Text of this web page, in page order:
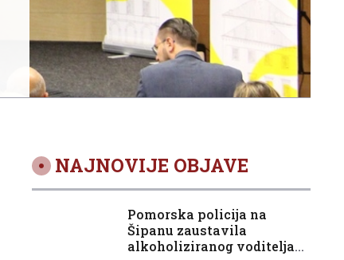
NAJNOVIJE OBJAVE
Pomorska policija na
Šipanu zaustavila
alkoholiziranog voditelja